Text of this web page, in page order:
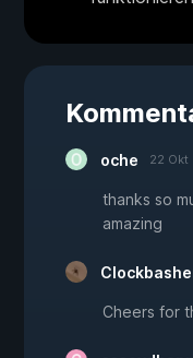
oche 22 Okt
thanks so
amazing
Cheers for